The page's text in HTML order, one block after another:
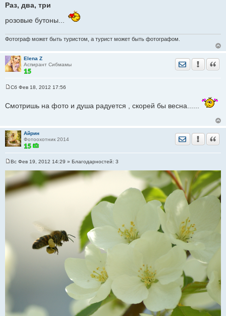
о
щ
и
Раз, два, три
розовые бутоны...
Фотограф может быть туристом, а турист может быть фотографом.
Elena Z
Аспирант Сибмамы
Отправить
о
б
н
и
е
Сб Фев 18, 2012 17:56
Смотришь на фото и душа радуется , скорей бы весна......
Айрин
Фотоохотник 2014
Отправить
о
о
б
щ
е
Вс Фев 19, 2012 14:29 » Благодарностей: 3